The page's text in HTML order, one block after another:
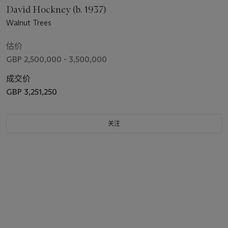
David Hockney (b. 1937)
Walnut Trees
估价
GBP 2,500,000 - 3,500,000
成交价
GBP 3,251,250
关注